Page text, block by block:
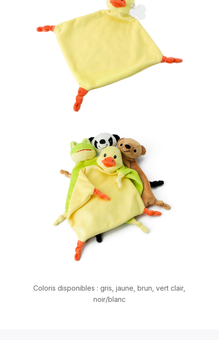
Coloris disponibles : gris, jaune, brun, vert clair,
noir/blanc